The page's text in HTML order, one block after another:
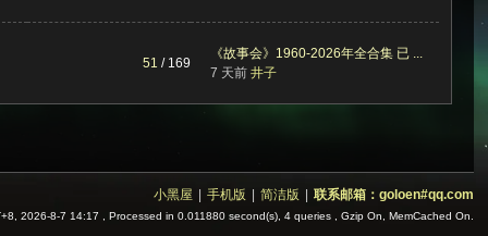
51 / 169
《故事会》1960-2026年全合集 已 ...
7 天前 井子
小黑屋 手机版 简洁版 联系邮箱：goloen#qq.com
2026-8-7 14:17 , Processed in 0.011880 second(s), 4 queries , Gzip On, MemCached On.